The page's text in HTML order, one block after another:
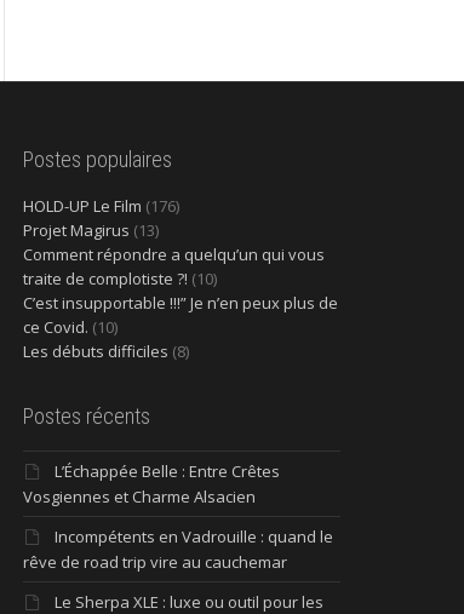
Postes populaires
HOLD-UP Le Film (176)
Projet Magirus (13)
Comment répondre a quelqu’un qui vous
traite de complotiste ?! (10)
C’est insupportable !!!” Je n’en peux plus de
ce Covid. (10)
Les débuts difficiles (8)
Postes récents
L’Échappée Belle : Entre Crêtes
Vosgiennes et Charme Alsacien
Incompétents en Vadrouille : quand le
rêve de road trip vire au cauchemar
Le Sherpa XLE : luxe ou outil pour les